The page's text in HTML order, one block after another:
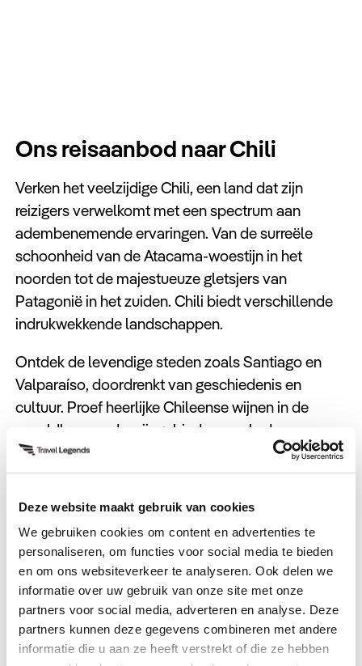
Deze website maakt gebruik van cookies
We gebruiken cookies om content en advertenties te
personaliseren, om functies voor social media te bieden
en om ons websiteverkeer te analyseren. Ook delen we
informatie over uw gebruik van onze site met onze
partners voor social media, adverteren en analyse. Deze
partners kunnen deze gegevens combineren met andere
informatie die u aan ze heeft verstrekt of die ze hebben
Ons reisaanbod naar Chili
Verken het veelzijdige Chili, een land dat zijn
reizigers verwelkomt met een spectrum aan
adembenemende ervaringen. Van de surreële
schoonheid van de Atacama-woestijn in het
noorden tot de majestueuze gletsjers van
Patagonië in het zuiden. Chili biedt verschillende
indrukwekkende landschappen.
Ontdek de levendige steden zoals Santiago en
Valparaíso, doordrenkt van geschiedenis en
cultuur. Proef heerlijke Chileense wijnen in de
wereldberoemde wijngebieden, zoals de
Casablanca-vallei. Ga op avontuur in de prachtige
fjorden en nationale parken van het land. De
gastvrijheid van de lokale bevolking en de
levendige festivals dragen bij aan de unieke
reiservaring.
Waarom Travel Legends?